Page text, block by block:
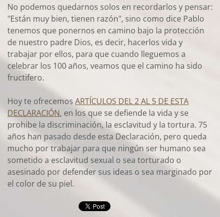
No podemos quedarnos solos en recordarlos y pensar:
"Están muy bien, tienen razón", sino como dice Pablo
tenemos que ponernos en camino bajo la protección
de nuestro padre Dios, es decir, hacerlos vida y
trabajar por ellos, para que cuando lleguemos a
celebrar los 100 años, veamos que el camino ha sido
fructifero.
Hoy te ofrecemos ARTÍCULOS DEL 2 AL 5 DE ESTA
DECLARACIÓN, en los que se defiende la vida y se
prohibe la discriminación, la esclavitud y la tortura. 75
años han pasado desde esta Declaración, pero queda
mucho por trabajar para que ningún ser humano sea
sometido a esclavitud sexual o sea torturado o
asesinado por defender sus ideas o sea marginado por
el color de su piel.